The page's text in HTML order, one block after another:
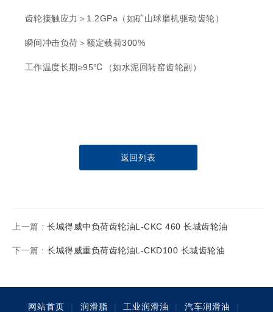
齿轮接触应力＞1.2GPa（如矿山球磨机驱动齿轮）
瞬间冲击负荷＞额定载荷300%
工作温度长期≥95℃（如水泥回转窑齿轮副）
返回列表
上一篇 : 长城得威中负荷齿轮油L-CKC 460 长城齿轮油
下一篇 : 长城得威重负荷齿轮油L-CKD100 长城齿轮油
网站首页 | 润滑脂 | 工业润滑油 | 汽车润滑油 |